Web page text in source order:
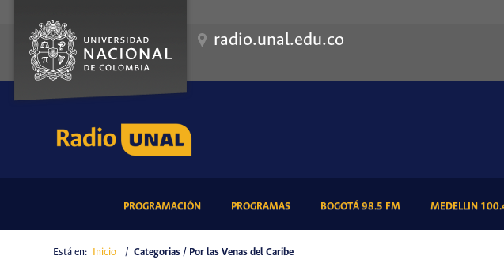
radio.unal.edu.co
PROGRAMACIÓN(CURRENT)PROGRAMAS(CURRENT)BOGOTÁ 98.5 FM(CURRENT)MEDELLIN
Está en: Inicio / Categorias / Por las Venas del Caribe